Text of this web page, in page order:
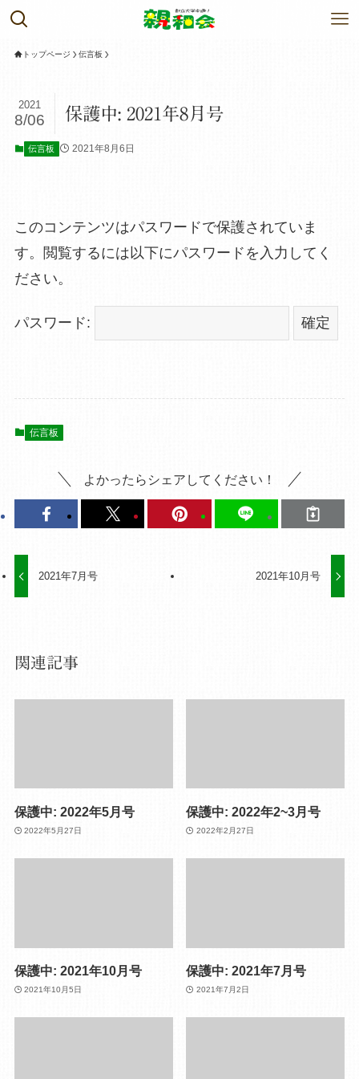
トップページ 伝言板
保護中: 2021年8月号
2021
8/06
伝言板 2021年8月6日
このコンテンツはパスワードで保護されていま
す。閲覧するには以下にパスワードを入力してく
ださい。
パスワード:
伝言板
よかったらシェアしてください！
2021年7月号 2021年10月号
関連記事
保護中: 2022年5月号
2022年5月27日
保護中: 2022年2~3月号
2022年2月27日
保護中: 2021年10月号
2021年10月5日
保護中: 2021年7月号
2021年7月2日